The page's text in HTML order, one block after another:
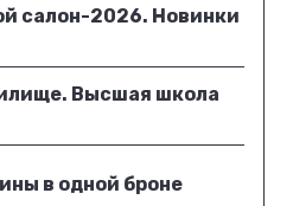
салон-2026. Новинки
Высшая школа
в одной броне